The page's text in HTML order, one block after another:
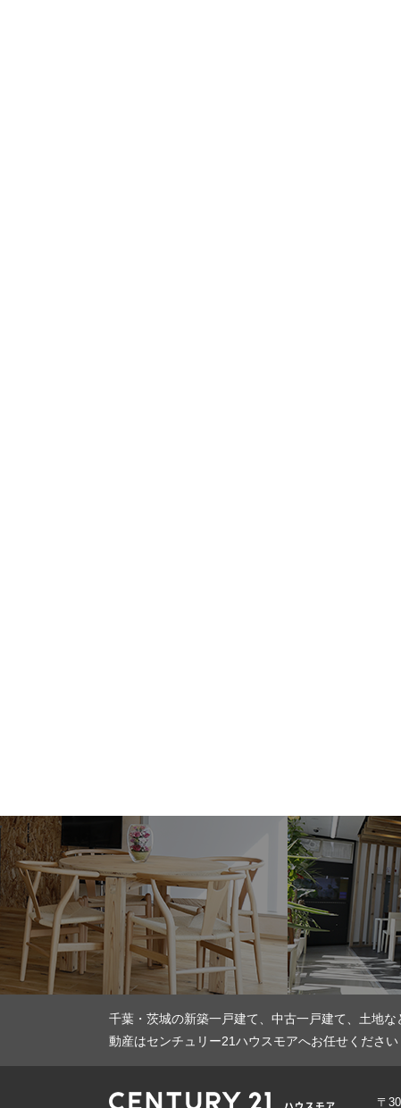
千葉・茨城の新築一戸建て、中古一戸建て、土地
動産はセンチュリー21ハウスモアへお任せください
〒